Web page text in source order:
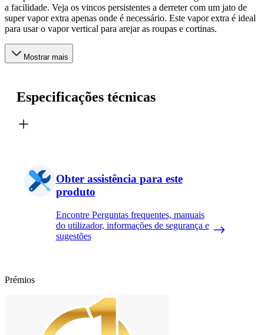
a facilidade. Veja os vincos persistentes a derreter com um jato de
super vapor extra apenas onde é necessário. Este vapor extra é ideal
para usar o vapor vertical para arejar as roupas e cortinas.
Mostrar mais
Especificações técnicas
Obter assistência para este
produto
Encontre Perguntas frequentes, manuais
do utilizador, informações de segurança e
sugestões
Prémios